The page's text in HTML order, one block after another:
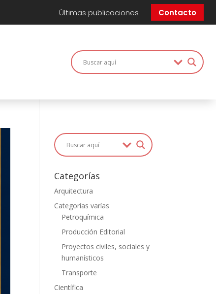
Últimas publicaciones Contacto
Categorías
Arquitectura
Categorías varías
Petroquímica
Producción Editorial
Proyectos civiles, sociales y
humanísticos
Transporte
Científica